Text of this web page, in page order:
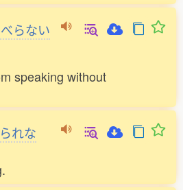
らない
speaking without
れな